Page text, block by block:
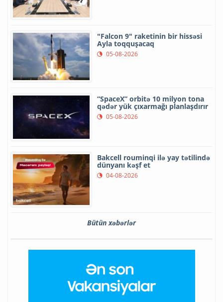
"Falcon 9" raketinin bir hissəsi
Ayla toqquşacaq
05-08-2026
“SpaceX” orbitə 10 milyon tona
qədər yük çıxarmağı planlaşdırır
05-08-2026
Bakcell rouminqi ilə yay tətilində
dünyanı kəşf et
04-08-2026
Bütün xəbərlər